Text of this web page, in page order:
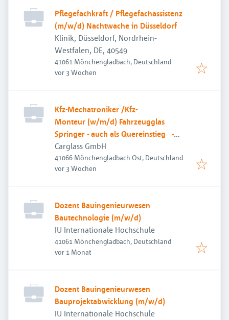
Pflegefachkraft / Pflegefachassistenz
(m/w/d) Nachtwache in Düsseldorf
Klinik, Düsseldorf, Nordrhein-
Westfalen, DE, 40549
41061 Mönchengladbach, Deutschland
Veröffentlicht
vor 3 Wochen
Kfz-Mechatroniker /Kfz-
Monteur (w/m/d) Fahrzeugglas
Springer - auch als Quereinstieg -
Großraum Berlin und Leipzig
Carglass GmbH
41066 Mönchengladbach Ost, Deutschland
Veröffentlicht
vor 3 Wochen
Dozent Bauingenieurwesen
Bautechnologie (m/w/d)
IU Internationale Hochschule
41061 Mönchengladbach, Deutschland
Veröffentlicht
vor 1 Monat
Dozent Bauingenieurwesen
Bauprojektabwicklung (m/w/d)
IU Internationale Hochschule